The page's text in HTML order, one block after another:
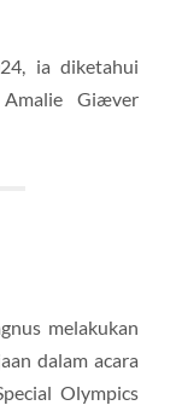
ia diketahui
Giæver
melakukan
dalam acara
Olympics